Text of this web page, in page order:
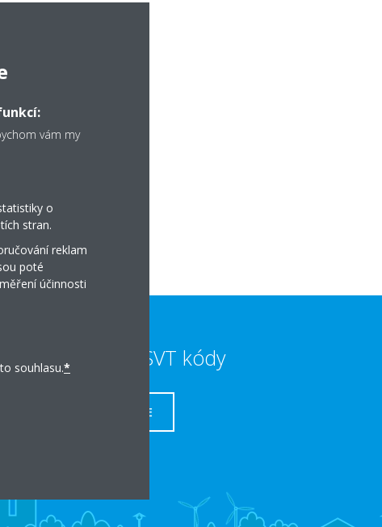
kontrolky LED.
Dotace a SVT kódy
VÍCE
vám my
o
stran.
reklam
poté
účinnosti
souhlasu.*